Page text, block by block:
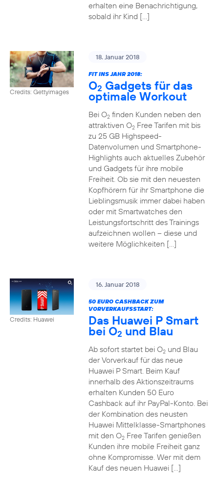
erhalten eine Benachrichtigung,
sobald ihr Kind […]
Credits: Gettyimages
18. Januar 2018
FIT INS JAHR 2018:
O2 Gadgets für das
optimale Workout
Bei O2finden Kunden neben den
attraktiven O2Free Tarifen mit bis
zu 25 GB Highspeed-
Datenvolumen und Smartphone-
Highlights auch aktuelles Zubehör
und Gadgets für ihre mobile
Freiheit. Ob sie mit den neuesten
Kopfhörern für ihr Smartphone die
Lieblingsmusik immer dabei haben
oder mit Smartwatches den
Leistungsfortschritt des Trainings
aufzeichnen wollen – diese und
weitere Möglichkeiten […]
Credits: Huawei
16. Januar 2018
50 EURO CASHBACK ZUM
VORVERKAUFSSTART:
Das Huawei P Smart
bei O2 und Blau
Ab sofort startet bei O2und Blau
der Vorverkauf für das neue
Huawei P Smart. Beim Kauf
innerhalb des Aktionszeitraums
erhalten Kunden 50 Euro
Cashback auf ihr PayPal-Konto. Bei
der Kombination des neusten
Huawei Mittelklasse-Smartphones
mit den O2Free Tarifen genießen
Kunden ihre mobile Freiheit ganz
ohne Kompromisse. Wer mit dem
Kauf des neuen Huawei […]